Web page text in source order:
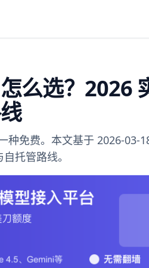
么选？2026
种免费。本文基于 2026-03-
托管路线。